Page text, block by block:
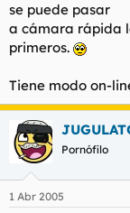
se puede pasar
a cámara rápida
primeros.
Tiene modo on-
Pornófilo
1 Abr 2005